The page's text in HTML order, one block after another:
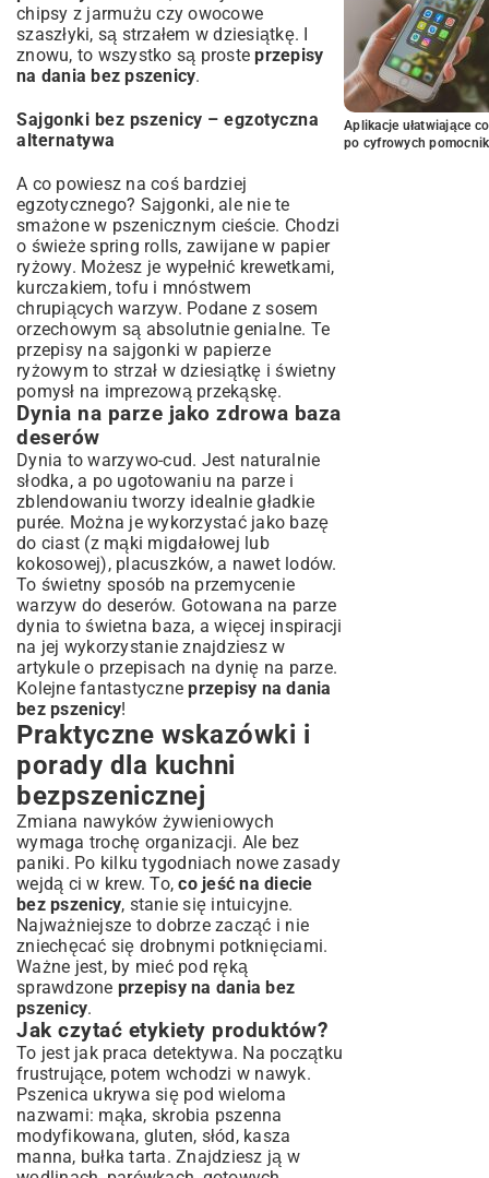
chipsy z jarmużu czy owocowe
szaszłyki, są strzałem w dziesiątkę. I
znowu, to wszystko są prosteprzepisy
na dania bez pszenicy.
Sajgonki bez pszenicy – egzotyczna
alternatywa
A co powiesz na coś bardziej
egzotycznego? Sajgonki, ale nie te
smażone w pszenicznym cieście. Chodzi
o świeże spring rolls, zawijane w papier
ryżowy. Możesz je wypełnić krewetkami,
kurczakiem, tofu i mnóstwem
chrupiących warzyw. Podane z sosem
orzechowym są absolutnie genialne. Te
przepisy na sajgonki w papierze
ryżowym to strzał w dziesiątkę i świetny
pomysł na imprezową przekąskę.
Dynia na parze jako zdrowa baza
deserów
Dynia to warzywo-cud. Jest naturalnie
słodka, a po ugotowaniu na parze i
zblendowaniu tworzy idealnie gładkie
purée. Można je wykorzystać jako bazę
do ciast (z mąki migdałowej lub
kokosowej), placuszków, a nawet lodów.
To świetny sposób na przemycenie
warzyw do deserów. Gotowana na parze
dynia to świetna baza, a więcej inspiracji
na jej wykorzystanie znajdziesz w
artykule o przepisach na dynię na parze.
Kolejne fantastyczneprzepisy na dania
bez pszenicy!
Praktyczne wskazówki i
porady dla kuchni
bezpszenicznej
Zmiana nawyków żywieniowych
wymaga trochę organizacji. Ale bez
paniki. Po kilku tygodniach nowe zasady
wejdą ci w krew. To,co jeść na diecie
bez pszenicy, stanie się intuicyjne.
Najważniejsze to dobrze zacząć i nie
zniechęcać się drobnymi potknięciami.
Ważne jest, by mieć pod ręką
sprawdzone przepisy na dania bez
pszenicy.
Jak czytać etykiety produktów?
To jest jak praca detektywa. Na początku
frustrujące, potem wchodzi w nawyk.
Pszenica ukrywa się pod wieloma
nazwami: mąka, skrobia pszenna
modyfikowana, gluten, słód, kasza
manna, bułka tarta. Znajdziesz ją w
Aplikacje ułatwiające
po cyfrowych